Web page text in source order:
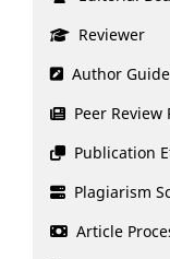
Reviewer
Author
Peer Review
Publication
Plagiarism
Article